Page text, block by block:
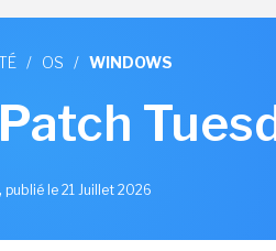
/ OS / WINDOWS
, publié le 21 Juillet 2026